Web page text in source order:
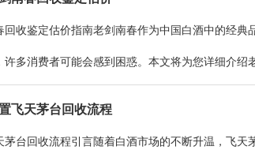
回收鉴定估价指南老剑南春作为中国白酒中的经
许多消费者可能会感到困惑。本文将为您详细介绍
飞天茅台回收流程
茅台回收流程引言随着白酒市场的不断升温，飞